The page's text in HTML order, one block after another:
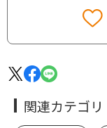
関連カテゴリ